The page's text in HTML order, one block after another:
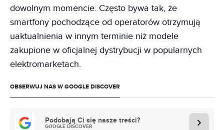
dowolnym momencie. Często bywa tak, że
smartfony pochodzące od operatorów otrzymują
uaktualnienia w innym terminie niż modele
zakupione w oficjalnej dystrybucji w popularnych
elektromarketach.
OBSERWUJ NAS W GOOGLE DISCOVER
Podobają Ci się nasze treści?
GOOGLE DISCOVER